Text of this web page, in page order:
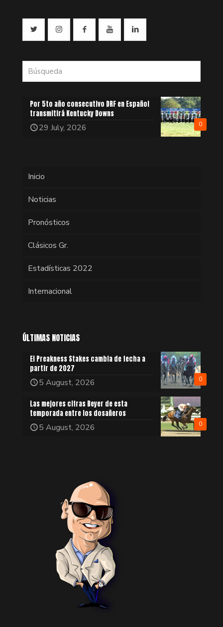
0
Por 5to año consecutivo DRF en Español
transmitirá Kentucky Downs
29 July, 2026
Inicio
Noticias
Pronósticos
Clásicos Gr.
Estadísticas 2022
Internacional
ÚLTIMAS NOTICIAS
0
El Preakness Stakes cambia de fecha a
partir de 2027
5 August, 2026
0
Las mejores cifras Beyer de esta
temporada entre los dosañeros
5 August, 2026